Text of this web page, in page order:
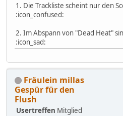
1. Die Trackliste scheint nur den
:icon_confused:
2. Im Abspann von "Dead Heat"
:icon_sad:
Fräulein millas
Gespür für den
Flush
Usertreffen Mitglied